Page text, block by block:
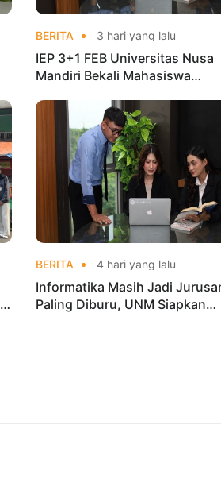
BERITA 3 hari yang lalu
IEP 3+1 FEB Universitas Nusa
Mandiri Bekali Mahasiswa
BERITA 4 hari yang lalu
Informatika Masih Jadi
Paling Diburu, UNM Siapkan